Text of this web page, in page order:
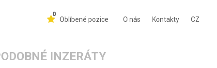
0
Oblíbené pozice O nás Kontakty CZ
INZERÁTY